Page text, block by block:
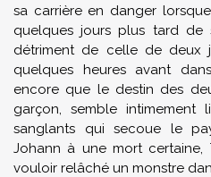
sa carrière en danger
quelques jours plus tard
détriment de celle de deux
quelques heures avant
encore que le destin des
garçon, semble
sanglants qui secoue le
Johann à une mort certaine,
vouloir relâché un monstre